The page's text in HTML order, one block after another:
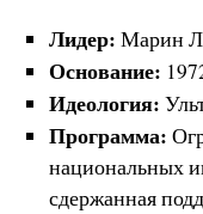
Лидер: Марин
Основание:
Идеология:
Программа:
национальных
сдержанная